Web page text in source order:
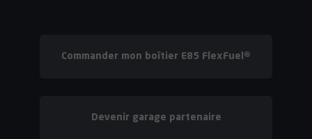
Commander mon boîtier E85 FlexFuel®
Devenir garage partenaire